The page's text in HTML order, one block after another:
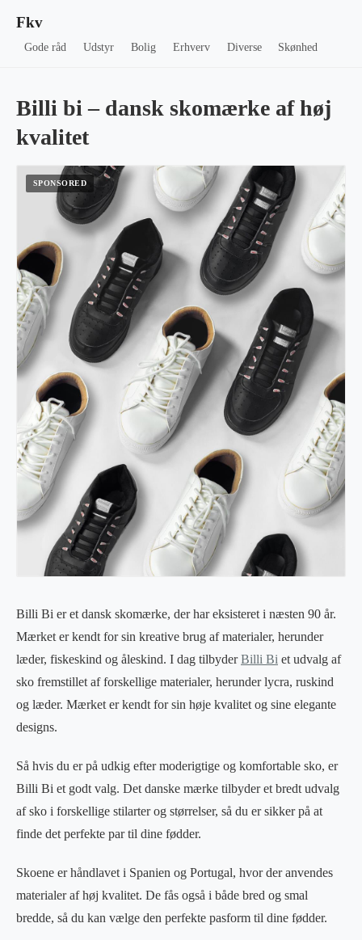
Fkv
Gode råd Udstyr Bolig Erhverv Diverse Skønhed
Billi bi – dansk skomærke af høj
kvalitet
Billi Bi er et dansk skomærke, der har eksisteret i næsten 90 år.
Mærket er kendt for sin kreative brug af materialer, herunder
læder, fiskeskind og åleskind. I dag tilbyderBilli Bi et udvalg af
sko fremstillet af forskellige materialer, herunder lycra, ruskind
og læder. Mærket er kendt for sin høje kvalitet og sine elegante
designs.
Så hvis du er på udkig efter moderigtige og komfortable sko, er
Billi Bi et godt valg. Det danske mærke tilbyder et bredt udvalg
af sko i forskellige stilarter og størrelser, så du er sikker på at
finde det perfekte par til dine fødder.
Skoene er håndlavet i Spanien og Portugal, hvor der anvendes
materialer af høj kvalitet. De fås også i både bred og smal
bredde, så du kan vælge den perfekte pasform til dine fødder.